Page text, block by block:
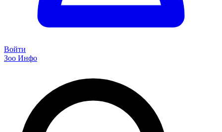
Войти
Зоо Инфо